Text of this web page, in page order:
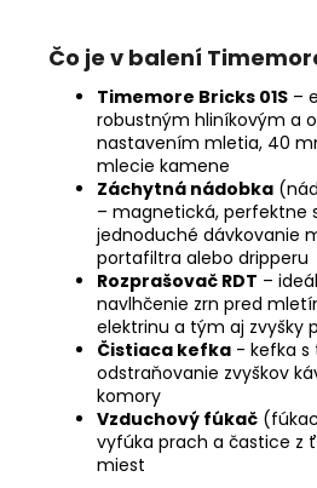
Čo je v balení
Timemore Bricks 01S –
robustným hliníkovým a
nastavením mletia, 40
mlecie kamene
Záchytná nádobka
– magnetická, perfektne
jednoduché dávkovanie
portafiltra alebo dripperu
Rozprašovač RDT –
navlhčenie zrn pred
elektrinu a tým aj zvyšky
Čistiaca kefka - kefka s
odstraňovanie zvyškov
komory
Vzduchový fúkač
vyfúka prach a častice z
miest